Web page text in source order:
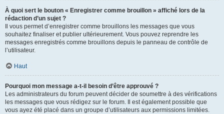
À quoi sert le bouton « Enregistrer comme brouillon » affiché lors de la
rédaction d’un sujet ?
Il vous permet d’enregistrer comme brouillons les messages que vous
souhaitez finaliser et publier ultérieurement. Vous pouvez reprendre les
messages enregistrés comme brouillons depuis le panneau de contrôle de
l’utilisateur.
Haut
Pourquoi mon message a-t-il besoin d’être approuvé ?
Les administrateurs du forum peuvent décider de soumettre à des vérifications
les messages que vous rédigez sur le forum. Il est également possible que
vous ayez été placé dans un groupe d’utilisateurs aux permissions limitées.